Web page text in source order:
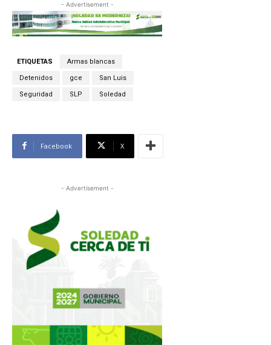
- Advertisement -
ETIQUETAS Armas blancas
Detenidos gce San Luis
Seguridad SLP Soledad
Facebook X
- Advertisement -